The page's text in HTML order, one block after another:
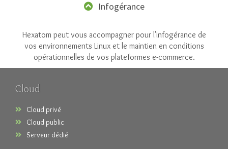
Infogérance
Hexatom peut vous accompagner pour l'infogérance de
vos environnements Linux et le maintien en conditions
opérationnelles de vos plateformes e-commerce.
Cloud
Cloud privé
Cloud public
Serveur dédié